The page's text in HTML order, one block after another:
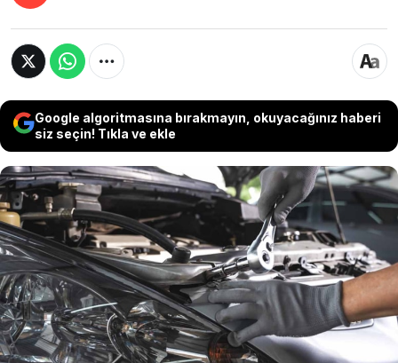
Google algoritmasına bırakmayın, okuyacağınız haberi
siz seçin! Tıkla ve ekle
Oto sanayideki hemen her ustanın
duyduğunda sinirlerini bozan o meşhur
cümle, bir tamircinin viral olan TikTok
videosuyla yeniden gündeme geldi:
"Arabama dokunduğundan beri..."